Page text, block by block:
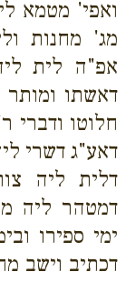
ואפי' מטמא
מג' מחנות
אפ"ה לית
דאשתו
חלוטו ודברי
דאע"ג דשרי
דלית ליה
דמטהר ליה
ימי ספירו
דכתיב וישב